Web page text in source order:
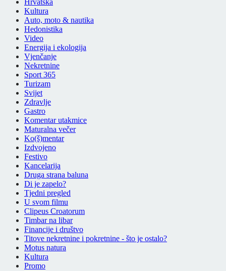
Hrvatska
Kultura
Auto, moto & nautika
Hedonistika
Video
Energija i ekologija
Vjenčanje
Nekretnine
Sport 365
Turizam
Svijet
Zdravlje
Gastro
Komentar utakmice
Maturalna večer
Ko(š)mentar
Izdvojeno
Festivo
Kancelarija
Druga strana baluna
Di je zapelo?
Tjedni pregled
U svom filmu
Clipeus Croatorum
Timbar na libar
Financije i društvo
Titove nekretnine i pokretnine - što je ostalo?
Motus natura
Kultura
Promo